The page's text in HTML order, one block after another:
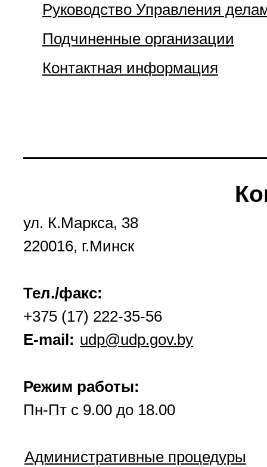
Руководство Управления
Подчиненные организации
Контактная информация
ул. К.Маркса, 38
220016, г.Минск
Тел./факс:
+375 (17) 222-35-56
E-mail: udp@udp.gov.by
Режим работы:
Пн-Пт с 9.00 до 18.00
Административные процедуры